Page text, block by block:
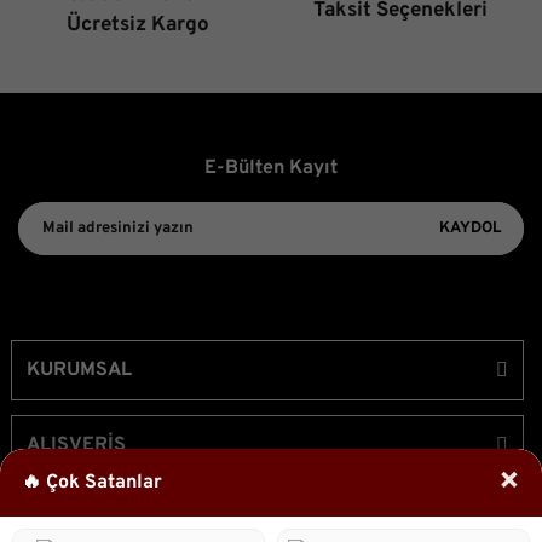
🔥 Çok Satanlar ×
Ücretsiz Kargo
Taksit Seçenekleri
E-Bülten Kayıt
KAYDOL
KURUMSAL
ALIŞVERİŞ
ÜYELİK